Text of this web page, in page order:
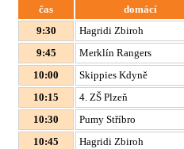
čas domácí
9:30
Hagridi Zbiroh
9:45
Merklín Rangers
10:00
Skippies Kdyně
10:15
4. ZŠ Plzeň
10:30
Pumy Stříbro
10:45
Hagridi Zbiroh